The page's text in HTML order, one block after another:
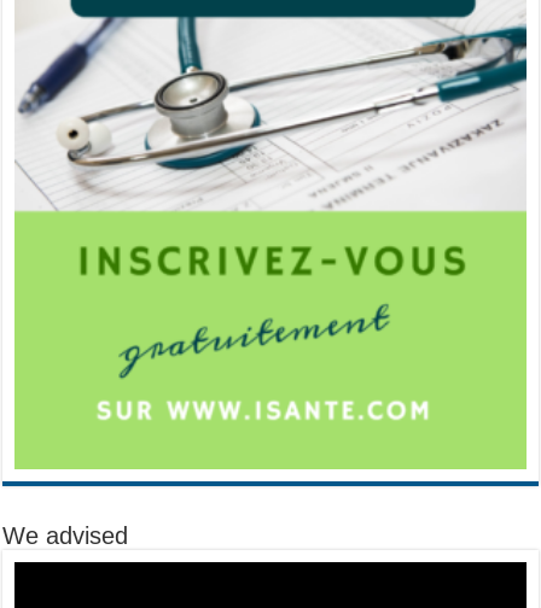
We advised